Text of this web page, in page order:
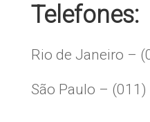
Telefones:
Rio de Janeiro –
São Paulo –